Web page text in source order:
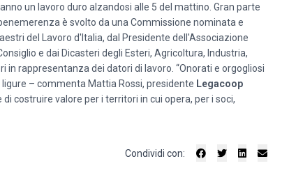
un lavoro duro alzandosi alle 5 del mattino. Gran parte
è svolto da una Commissione nominata e
del Lavoro d'Italia, dal Presidente dell'Associazione
e dai Dicasteri degli Esteri, Agricoltura, Industria,
rappresentanza dei datori di lavoro. “Onorati e orgogliosi
– commenta Mattia Rossi, presidente Legacoop
costruire valore per i territori in cui opera, per i soci,
Condividi con: